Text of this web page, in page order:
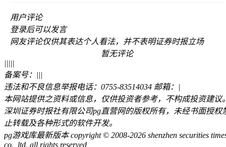
用户评论
登录后可以发言
网友评论仅供其表达个人看法，并不表明证券时报立场
暂无评论
|||||
备案号： |||
违法和不良信息举报电话：0755-83514034 邮箱： |
本网站提供之资料或信息，仅供投资者参考，不构成投资建议
深圳证券时报社有限公司pg直营网的版权所有，未经书面授权
止转载及各种形式的软件开发。
pg游戏库最新版本 copyright © 2008-2026 shenzhen securities
co., ltd. all rights reserved